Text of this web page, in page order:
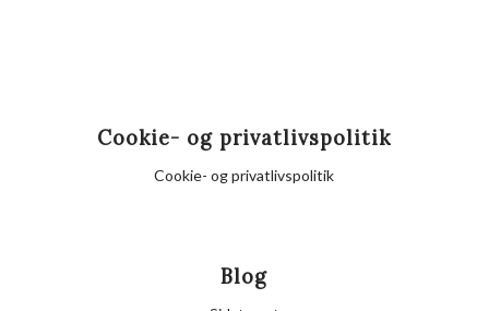
Cookie- og privatlivspolitik
Cookie- og privatlivspolitik
Blog